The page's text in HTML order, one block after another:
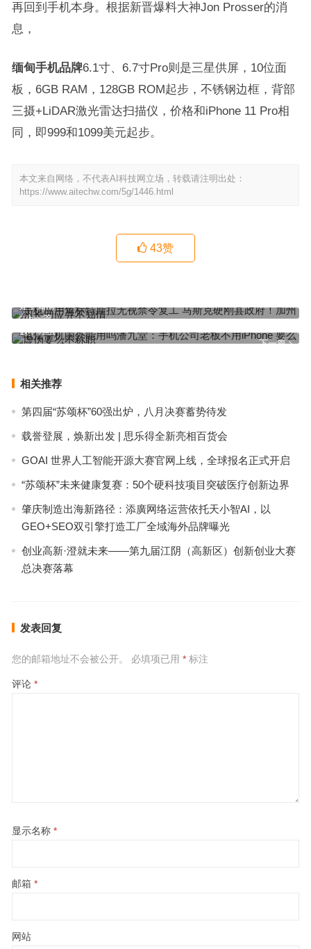
再回到手机本身。根据新晋爆料大神Jon Prosser的消
息，
缅甸手机品牌6.1寸、6.7寸Pro则是三星供屏，10位面
板，6GB RAM，128GB ROM起步，不锈钢边框，背部
三摄+LiDAR激光雷达扫描仪，价格和iPhone 11 Pro相
同，即999和1099美元起步。
本文来自网络，不代表AI科技网立场，转载请注明出处：
https://www.aitechw.com/5g/1446.html
43赞
上一篇
并不知情
下一篇
电信手机国外能用吗潘九堂：手机公司老板不用iPhone 要么虚伪要
么不称职
相关推荐
第四届“苏颂杯”60强出炉，八月决赛蓄势待发
载誉登展，焕新出发 | 思乐得全新亮相百货会
GOAI 世界人工智能开源大赛官网上线，全球报名正式开启
“苏颂杯”未来健康复赛：50个硬科技项目突破医疗创新边界
肇庆制造出海新路径：添廣网络运营依托天小智AI，以
GEO+SEO双引擎打造工厂全域海外品牌曝光
创业高新·澄就未来——第九届江阴（高新区）创新创业大赛
总决赛落幕
发表回复
您的邮箱地址不会被公开。 必填项已用 *标注
评论 *
显示名称 *
邮箱 *
网站